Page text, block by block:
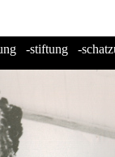
-stiftung -